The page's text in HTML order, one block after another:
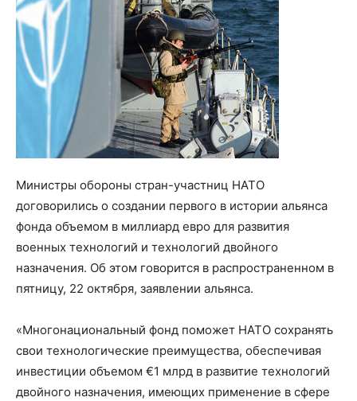
Министры обороны стран-участниц НАТО
договорились о создании первого в истории альянса
фонда объемом в миллиард евро для развития
военных технологий и технологий двойного
назначения. Об этом говорится в распространенном в
пятницу, 22 октября, заявлении альянса.
«Многонациональный фонд поможет НАТО сохранять
свои технологические преимущества, обеспечивая
инвестиции объемом €1 млрд в развитие технологий
двойного назначения, имеющих применение в сфере